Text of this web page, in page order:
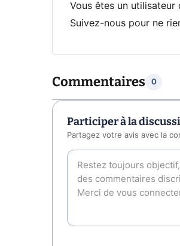
Vous êtes un utilisateur
Suivez-nous pour ne
Commentaires 0
Participer à la
Partagez votre avis avec la